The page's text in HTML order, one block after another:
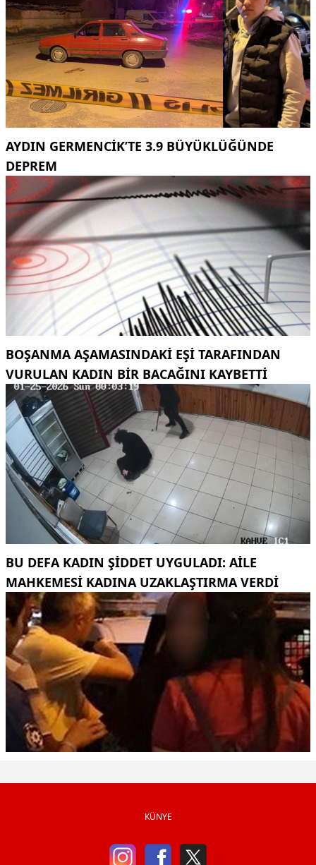
AYDIN GERMENCIK’TE 3.9 BÜYÜKLÜĞÜNDE
DEPREM
BOŞANMA AŞAMASINDAKI EŞI TARAFINDAN
VURULAN KADIN BIR BACAĞINI KAYBETTI
BU DEFA KADIN ŞIDDET UYGULADI: AILE
MAHKEMESI KADINA UZAKLAŞTIRMA VERDI
KÜNYE